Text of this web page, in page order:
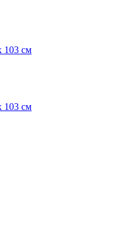
103 см
103 см